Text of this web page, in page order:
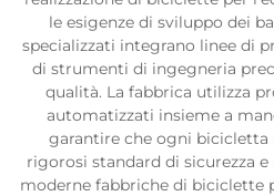
le esigenze di sviluppo dei
specializzati integrano linee di
di strumenti di ingegneria
qualità. La fabbrica utilizza
automatizzati insieme a
garantire che ogni
rigorosi standard di sicurezza
moderne fabbriche di biciclette